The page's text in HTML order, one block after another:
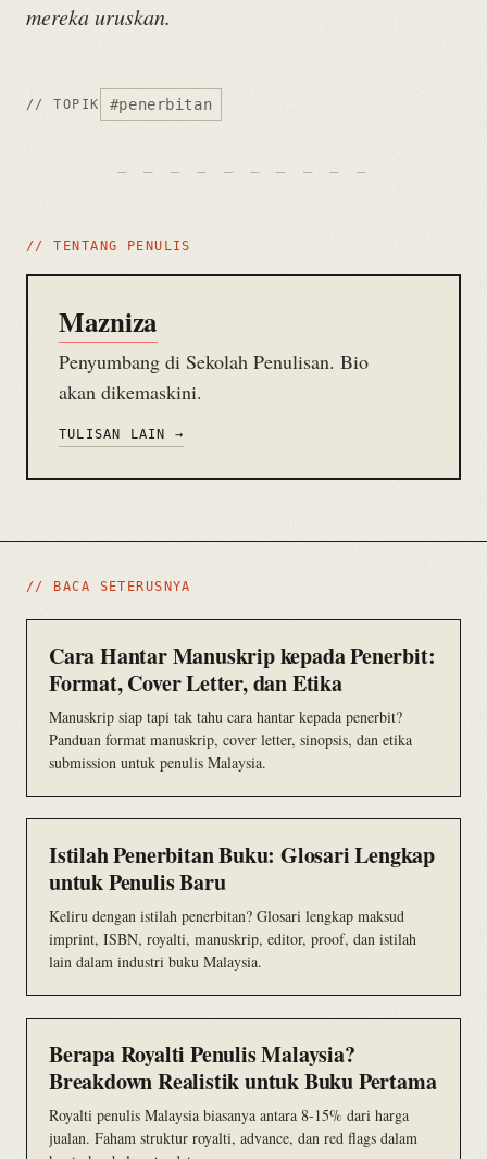
mereka uruskan.
// TOPIK #penerbitan
// TENTANG PENULIS
Mazniza
Penyumbang di Sekolah Penulisan. Bio
akan dikemaskini.
TULISAN LAIN →
// BACA SETERUSNYA
Cara Hantar Manuskrip kepada Penerbit:
Format, Cover Letter, dan Etika
Manuskrip siap tapi tak tahu cara hantar kepada penerbit?
Panduan format manuskrip, cover letter, sinopsis, dan etika
submission untuk penulis Malaysia.
Istilah Penerbitan Buku: Glosari Lengkap
untuk Penulis Baru
Keliru dengan istilah penerbitan? Glosari lengkap maksud
imprint, ISBN, royalti, manuskrip, editor, proof, dan istilah
lain dalam industri buku Malaysia.
Berapa Royalti Penulis Malaysia?
Breakdown Realistik untuk Buku Pertama
Royalti penulis Malaysia biasanya antara 8-15% dari harga
jualan. Faham struktur royalti, advance, dan red flags dalam